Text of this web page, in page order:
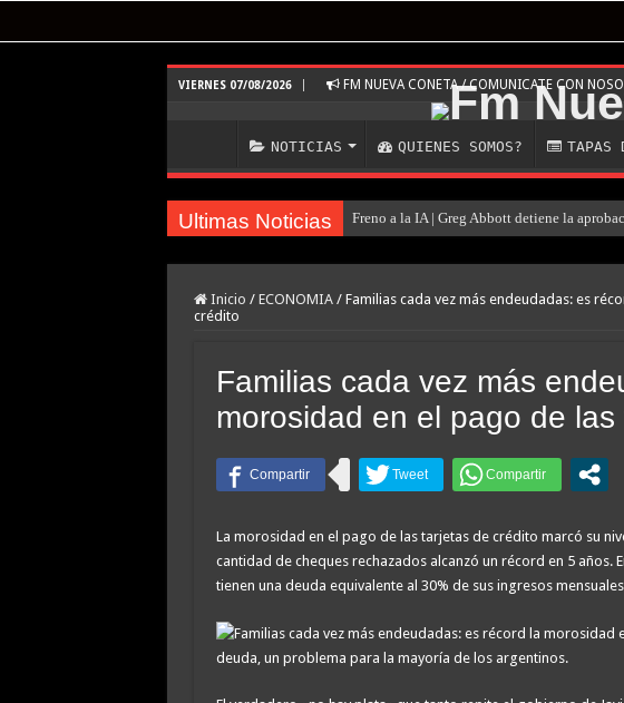
VIERNES 07/08/2026 FM NUEVA CONETA / COMUNICATE CON
NOTICIAS QUIENES SOMOS? TAPAS
Ultimas Noticias Freno a la IA | Greg Abbott detiene la
Examen toxicológico confirma consumo de
Investigan la misteriosa muerte de una
Caso Agostina: la querella pidió la
Un juez autorizó a una integrante de «Los
Facundo Moyano detenido: el video que
Inicio / ECONOMIA / Familias cada vez más endeudadas: es
crédito
Familias cada vez más
morosidad en el pago de
La morosidad en el pago de las tarjetas de crédito marcó su
cantidad de cheques rechazados alcanzó un récord en 5 años.
tienen una deuda equivalente al 30% de sus ingresos
deuda, un problema para la mayoría de los argentinos.